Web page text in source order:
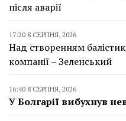
після аварії
17:20 8 СЕРПНЯ, 2026
Над створенням
компанії – Зеленський
16:40 8 СЕРПНЯ, 2026
У Болгарії вибухнув